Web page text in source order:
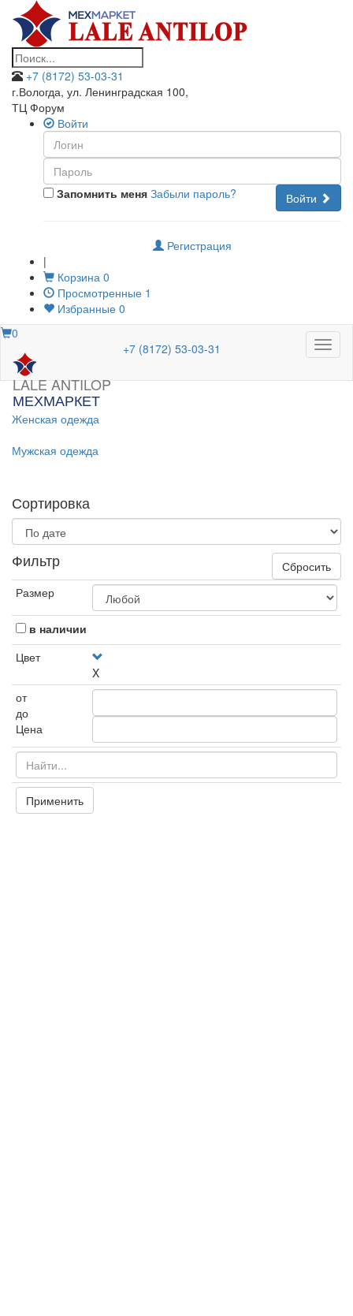
+7 (8172) 53-03-31
г.Вологда, ул. Ленинградская 100,
ТЦ Форум
Войти
Запомнить меня Войти
Забыли пароль?
Регистрация
|
Корзина 0
Просмотренные 1
Избранные 0
Меню
0
LALE ANTILOP
МЕХМАРКЕТ
+7 (8172) 53-03-31
Женская одежда
Мужская одежда
Сортировка
Фильтр
Сбросить
Размер
в наличии
Цвет
X
от
до
Цена
Применить